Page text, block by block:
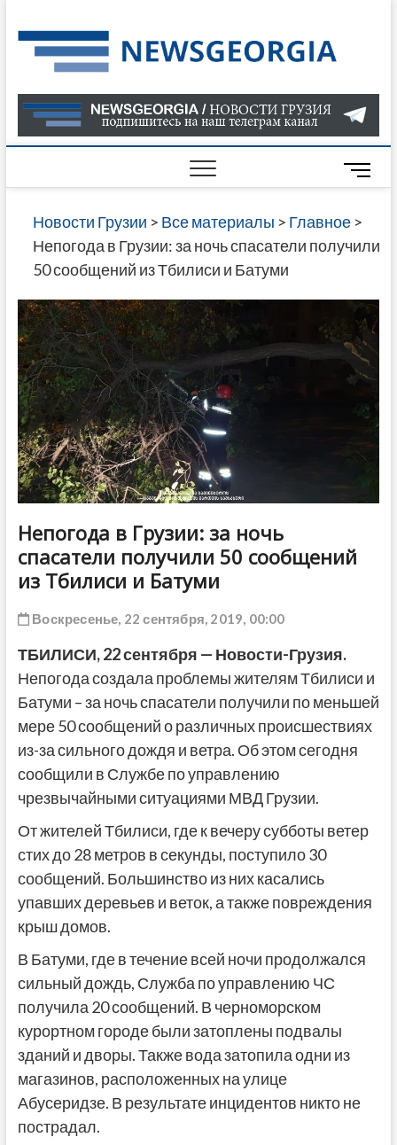
to
content
О
В
ГРУЗИИ
САЙТЕ
M
e
n
u
t
o
n
Новости Грузии > Все материалы > Главное>
Непогода в Грузии: за ночь спасатели получили
50 сообщений из Тбилиси и Батуми
Непогода в Грузии: за ночь
спасатели получили 50 сообщений
из Тбилиси и Батуми
Воскресенье, 22 сентября, 2019, 00:00
ТБИЛИСИ, 22 сентября — Новости-Грузия.
Непогода создала проблемы жителям Тбилиси и
Батуми – за ночь спасатели получили по меньшей
мере 50 сообщений о различных происшествиях
из-за сильного дождя и ветра. Об этом сегодня
сообщили в Службе по управлению
чрезвычайными ситуациями МВД Грузии.
От жителей Тбилиси, где к вечеру субботы ветер
стих до 28 метров в секунды, поступило 30
сообщений. Большинство из них касались
упавших деревьев и веток, а также повреждения
крыш домов.
В Батуми, где в течение всей ночи продолжался
сильный дождь, Служба по управлению ЧС
получила 20 сообщений. В черноморском
курортном городе были затоплены подвалы
зданий и дворы. Также вода затопила одни из
магазинов, расположенных на улице
Абусеридзе. В результате инцидентов никто не
пострадал.